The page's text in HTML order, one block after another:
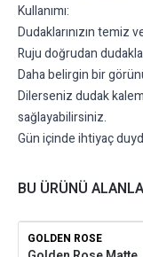
Kullanımı:
Dudaklarınızın temiz
Ruju doğrudan
Daha belirgin bir
Dilerseniz dudak
sağlayabilirsiniz.
Gün içinde ihtiyaç
BU ÜRÜNÜ
GOLDEN ROSE